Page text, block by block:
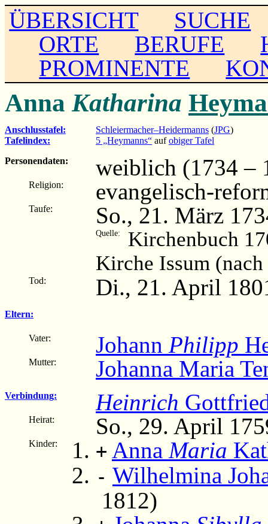
ÜBERSICHT
SUCHE
ORTE
BERUFE
PROMINENTE
Anna Katharina
Anschlusstafel: Schleiermacher–Heidermanns (JPG)
Tafelindex:
5 „Heymanns“ aufobiger Tafel
Personendaten:
weiblich (1734 –
Religion: evangelisch-
Taufe: So., 21. März
Quelle:
Kirchenbuch
Kirche Issum
Tod: Di., 21. April
Eltern:
Vater: Johann Philipp
Mutter: Johanna Maria
Verbindung: Heinrich
Heirat: So., 29. April
Kinder: + Anna Maria
- Wilhelmina
1812)